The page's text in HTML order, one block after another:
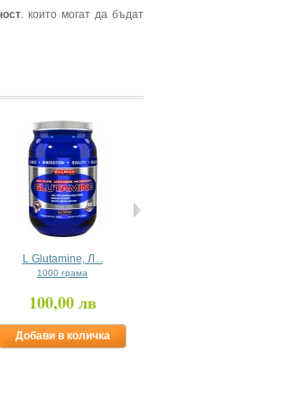
. които могат да бъдат
L Glutamine, Л...
1000 грама
100,00 лв
Добави в количка